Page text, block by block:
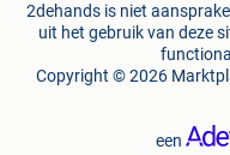
2dehands is niet
uit het gebruik van deze
Copyright © 2026
een